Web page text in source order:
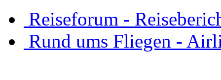
Reiseforum -
Rund ums Fliegen -